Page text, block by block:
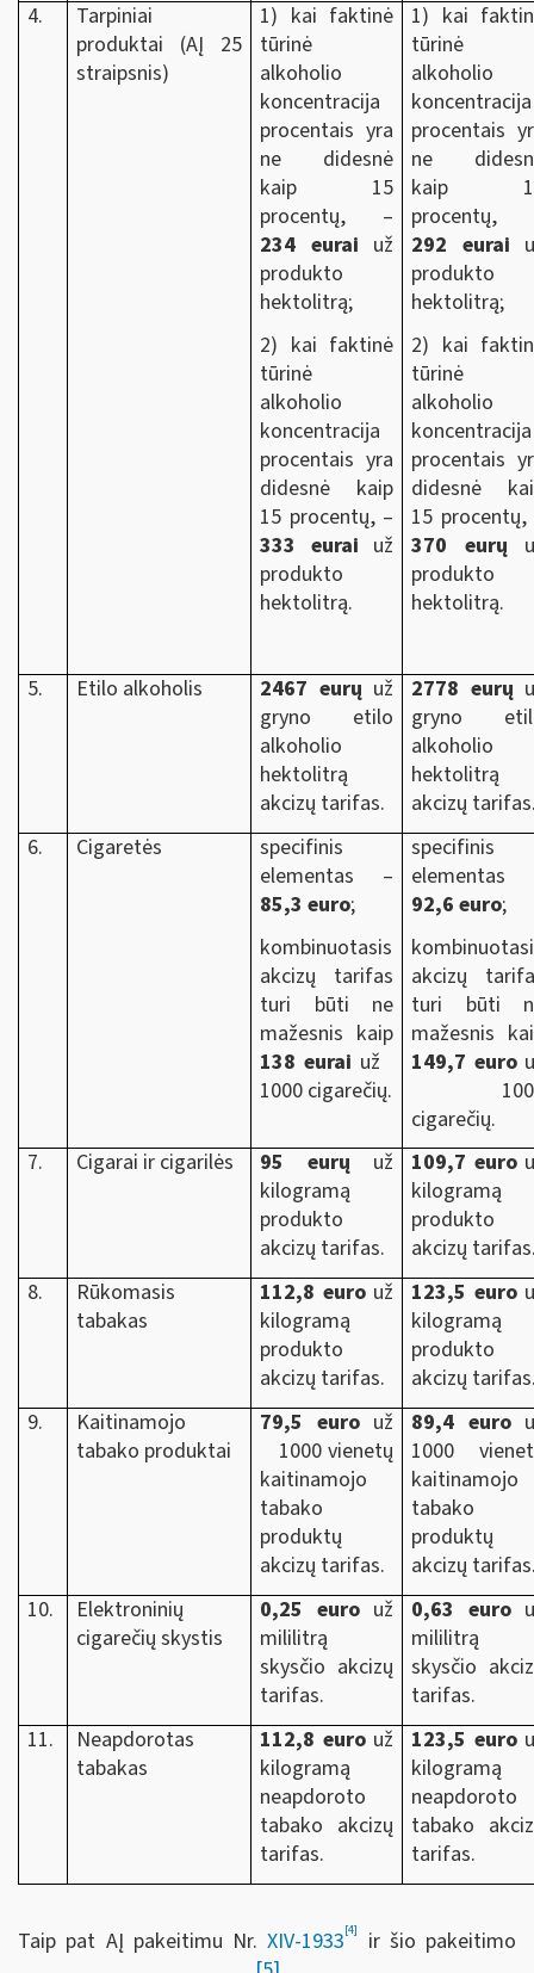
4.
Tarpiniai
produktai (AĮ 25
straipsnis)
1) kai faktinė
tūrinė
alkoholio
koncentracija
procentais yra
ne didesnė
kaip 15
procentų, –
234 eurai už
produkto
hektolitrą;
2) kai faktinė
tūrinė
alkoholio
koncentracija
procentais yra
didesnė kaip
15 procentų, –
333 eurai už
produkto
hektolitrą.
1) kai
tūrinė
alkoholio
koncentracija
procentais
ne
kaip
procentų,
292 eurai
produkto
hektolitrą;
2) kai
tūrinė
alkoholio
koncentracija
procentais
didesnė
15 procentų,
370 eurų
produkto
hektolitrą.
5. Etilo alkoholis 2467 eurų už
gryno etilo
alkoholio
hektolitrą
akcizų tarifas.
2778 eurų
gryno
alkoholio
hektolitrą
akcizų
6.
Cigaretės
specifinis
elementas –
85,3 euro;
kombinuotasis
akcizų tarifas
turi būti ne
mažesnis kaip
138 eurai už
1000 cigarečių.
specifinis
elementas
92,6 euro;
akcizų
turi būti
mažesnis
149,7 euro
cigarečių.
7.
Cigarai ir cigarilės 95 eurų už
kilogramą
produkto
akcizų tarifas.
109,7 euro
kilogramą
produkto
akcizų
8.
Rūkomasis
tabakas
112,8 eurouž
kilogramą
produkto
akcizų tarifas.
123,5 euro
kilogramą
produkto
akcizų
9.
Kaitinamojo
tabako produktai
79,5 eurouž
1000 vienetų
kaitinamojo
tabako
produktų
akcizų tarifas.
89,4 euro
1000
kaitinamojo
tabako
produktų
akcizų
10.
Elektroninių
cigarečių skystis
0,25 eurouž
mililitrą
skysčio akcizų
tarifas.
0,63 euro
mililitrą
skysčio
tarifas.
11.
Neapdorotas
tabakas
112,8 eurouž
kilogramą
neapdoroto
tabako akcizų
tarifas.
123,5 euro
kilogramą
neapdoroto
tabako
tarifas.
Taip pat AĮ pakeitimu Nr. XIV-1933[4]
ir šio pakeitimo